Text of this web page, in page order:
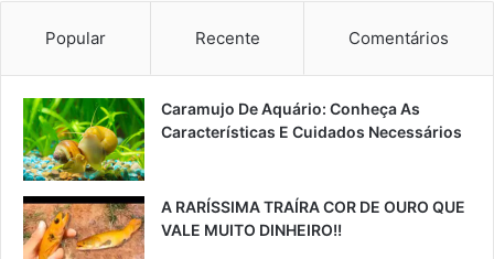
Popular Recente Comentários
Caramujo De Aquário: Conheça As
Características E Cuidados Necessários
A RARÍSSIMA TRAÍRA COR DE OURO QUE
VALE MUITO DINHEIRO!!